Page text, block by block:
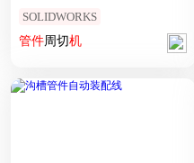
SOLIDWORKS
管件周切机